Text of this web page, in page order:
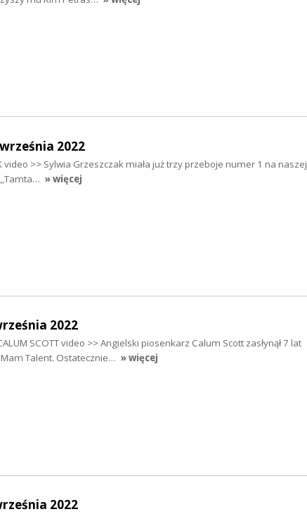
2022
video >> Sylwia Grzeszczak miała już trzy przeboje numer 1 na naszej
,,Tamta… » więcej
2022
SCOTT video >> Angielski piosenkarz Calum Scott zasłynął 7 lat
Talent. Ostatecznie… » więcej
2022